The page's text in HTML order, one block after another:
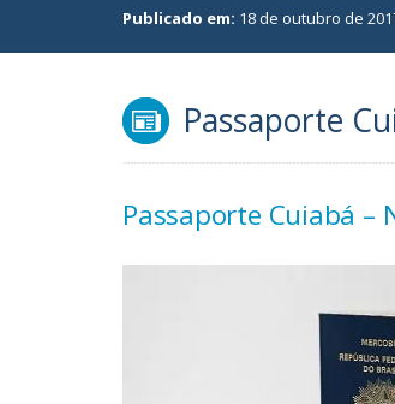
Publicado em: 18 de outubro de
Passaporte
Passaporte Cuiabá –